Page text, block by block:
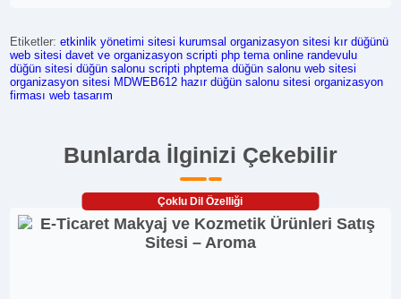
Etiketler:etkinlik yönetimi sitesi kurumsal organizasyon sitesi kır düğünü
web sitesi davet ve organizasyon scripti php tema online randevulu
düğün sitesi düğün salonu scripti phptema düğün salonu web sitesi
organizasyon sitesi MDWEB612 hazır düğün salonu sitesi organizasyon
firması web tasarım
Bunlarda İlginizi Çekebilir
Çoklu Dil Özelliği